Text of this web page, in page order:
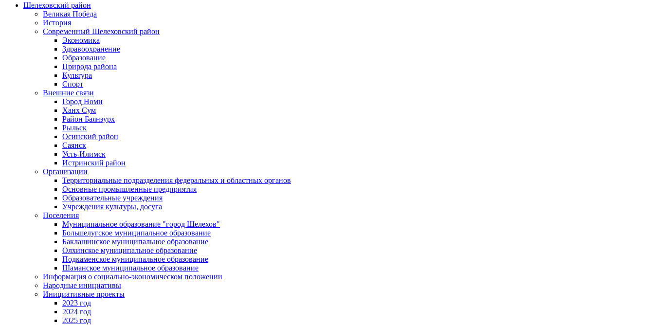
Шелеховский район
Великая Победа
История
Современный Шелеховский район
Экономика
Здравоохранение
Образование
Природа района
Культура
Спорт
Внешние связи
Город Номи
Ханх Сум
Район Баянзурх
Рыльск
Осинский район
Саянск
Усть-Илимск
Истринский район
Организации
Территориальные подразделения федеральных и областных органов
Основные промышленные предприятия
Образовательные учреждения
Учреждения культуры, досуга
Поселения
Муниципальное образование "город Шелехов"
Большелугское муниципальное образование
Баклашинское муниципальное образование
Олхинское муниципальное образование
Подкаменское муниципальное образование
Шаманское муниципальное образование
Информация о социально-экономическом положении
Народные инициативы
Инициативные проекты
2023 год
2024 год
2025 год